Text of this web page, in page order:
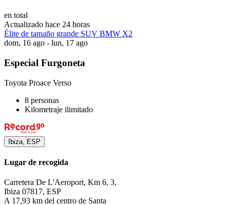
en total
Actualizado hace 24 horas
Élite de tamaño grande SUV BMW X2
dom, 16 ago - lun, 17 ago
Especial Furgoneta
Toyota Proace Verso
8 personas
Kilometraje ilimitado
Ibiza, ESP
Lugar de recogida
Carretera De L'Aeroport, Km 6, 3,
Ibiza 07817, ESP
A 17,93 km del centro de Santa